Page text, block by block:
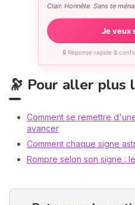
Clair. Honnête. Sans te
Je veux
🔒 Réponse rapide &
🔭 Pour aller plus
Comment se remettre
avancer
Comment chaque signe
Rompre selon son signe :